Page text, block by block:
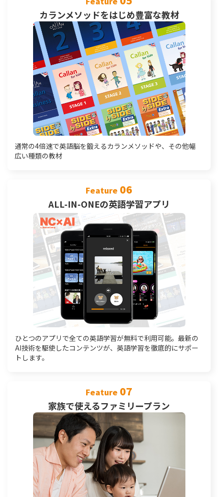
カランメソッドをはじめ豊富な教材
通常の4倍速で英語脳を鍛えるカランメソッドや、その他幅
広い種類の教材
Feature 06
ALL-IN-ONEの英語学習アプリ
ひとつのアプリで全ての英語学習が無料で利用可能。最新の
AI技術を駆使したコンテンツが、英語学習を徹底的にサポー
トします。
Feature 07
家族で使えるファミリープラン